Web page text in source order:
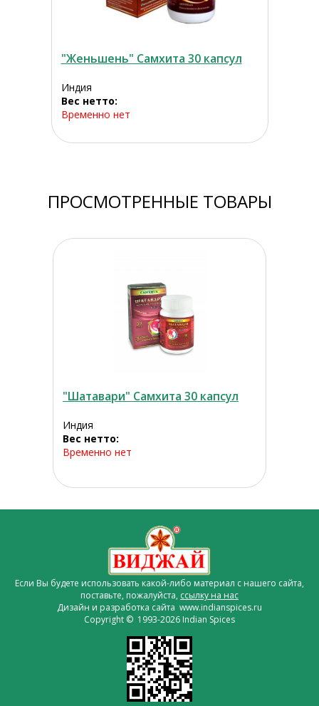
"Женьшень" Самхита 30 капсул
Индия
Вес нетто:
Временно нет
ПРОСМОТРЕННЫЕ ТОВАРЫ
"Шатавари" Самхита 30 капсул
Индия
Вес нетто:
Временно нет
Если Вы будете использовать какой-либо материал с нашего сайта,
поставьте, пожалуйста, ссылку на нас
Дизайн и разработка сайта www.indianspices.ru
Copyright © 1993-2026 Indian Spices